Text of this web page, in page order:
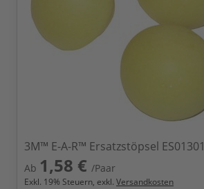
3M™ E-A-R™ Ersatzstöpsel ES01301
Ab 1,58 € /Paar
Exkl. 19% Steuern, exkl. Versandkosten